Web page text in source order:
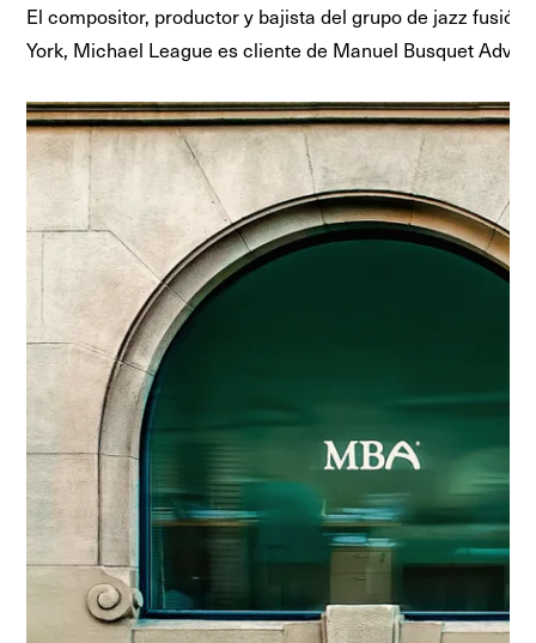
El compositor, productor y bajista del grupo de jazz fusión
York, Michael League es cliente de Manuel Busquet